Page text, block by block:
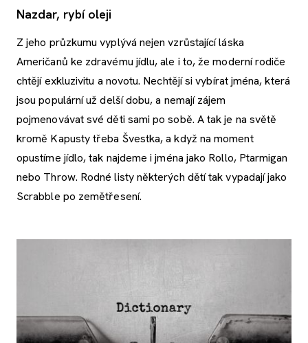
Nazdar, rybí oleji
Z jeho průzkumu vyplývá nejen vzrůstající láska
Američanů ke zdravému jídlu, ale i to, že moderní rodiče
chtějí exkluzivitu a novotu. Nechtějí si vybírat jména, která
jsou populární už delší dobu, a nemají zájem
pojmenovávat své děti sami po sobě. A tak je na světě
kromě Kapusty třeba Švestka, a když na moment
opustíme jídlo, tak najdeme i jména jako Rollo, Ptarmigan
nebo Throw. Rodné listy některých dětí tak vypadají jako
Scrabble po zemětřesení.